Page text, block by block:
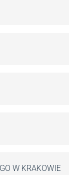
W KRAKOWIE